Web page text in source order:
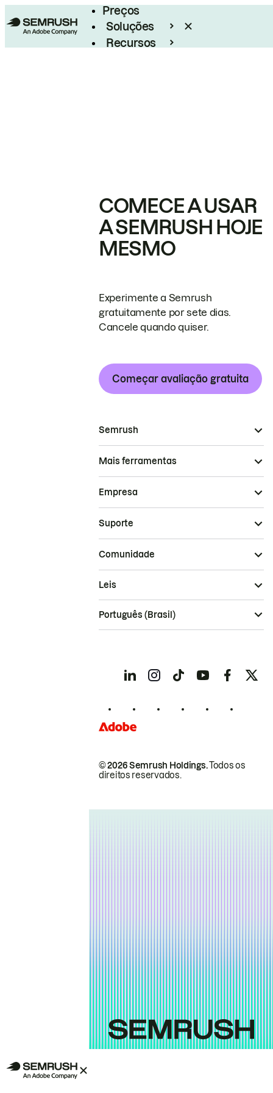
Preços
Soluções
Recursos
COMECE A USAR
A SEMRUSH HOJE
MESMO
Experimente a Semrush
gratuitamente por sete dias.
Cancele quando quiser.
Começar avaliação gratuita
Semrush
Mais ferramentas
Empresa
Suporte
Comunidade
© 2026 Semrush Holdings.Todos os
direitos reservados.
Leis
Português (Brasil)